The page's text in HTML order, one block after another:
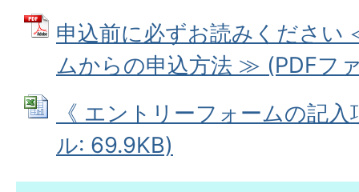
申込前に必ずお読みくださ
ムからの申込方法 ≫ (PDFフ
《 エントリーフォームの記
ル: 69.9KB)